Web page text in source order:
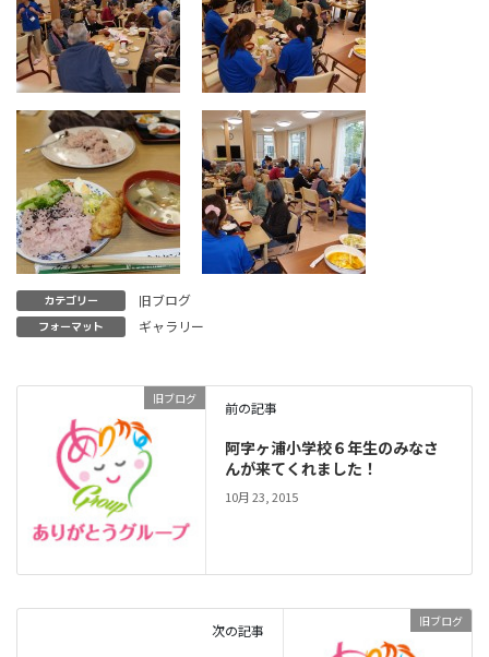
カテゴリー 旧ブログ
フォーマット ギャラリー
旧ブログ
前の記事
阿字ヶ浦小学校６年生のみなさ
んが来てくれました！
10月 23, 2015
旧ブログ
次の記事